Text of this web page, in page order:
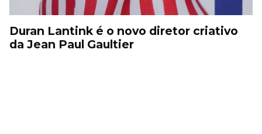
Duran Lantink é o novo diretor criativo
da Jean Paul Gaultier